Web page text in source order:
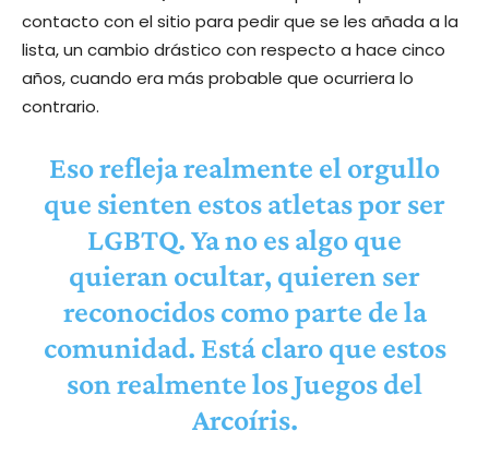
contacto con el sitio para pedir que se les añada a la
lista, un cambio drástico con respecto a hace cinco
años, cuando era más probable que ocurriera lo
contrario.
Eso refleja realmente el orgullo
que sienten estos atletas por ser
LGBTQ. Ya no es algo que
quieran ocultar, quieren ser
reconocidos como parte de la
comunidad. Está claro que estos
son realmente los Juegos del
Arcoíris.